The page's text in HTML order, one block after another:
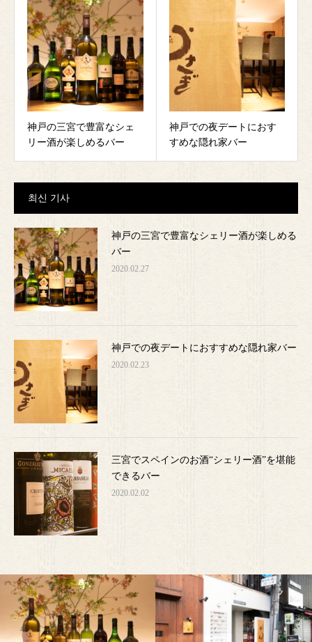
神戸の三宮で豊富なシェ
リー酒が楽しめるバー
神戸での夜デートにおす
すめな隠れ家バー
최신 기사
神戸の三宮で豊富なシェリー酒が楽しめる
バー
2020.02.27
神戸での夜デートにおすすめな隠れ家バー
2020.02.23
三宮でスペインのお酒“シェリー酒”を堪能
できるバー
2020.02.02